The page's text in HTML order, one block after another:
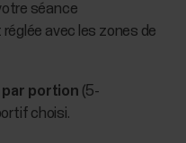
séance
avec les zones de
portion (5-
choisi.